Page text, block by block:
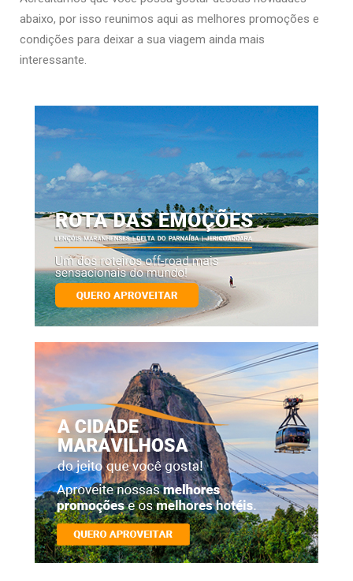
abaixo, por isso reunimos aqui as melhores promoções e
condições para deixar a sua viagem ainda mais
interessante.